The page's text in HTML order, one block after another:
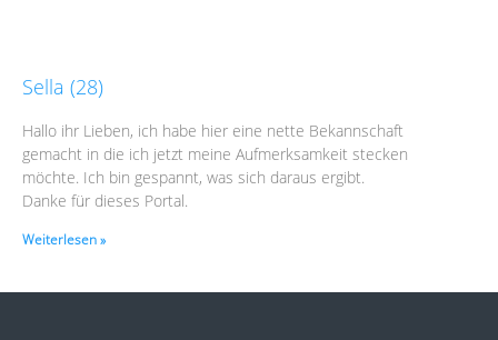
Sella (28)
Hallo ihr Lieben, ich habe hier eine nette Bekannschaft
gemacht in die ich jetzt meine Aufmerksamkeit stecken
möchte. Ich bin gespannt, was sich daraus ergibt.
Danke für dieses Portal.
Weiterlesen »